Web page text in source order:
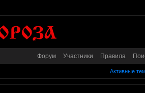
Форум Участники Правила
Активные